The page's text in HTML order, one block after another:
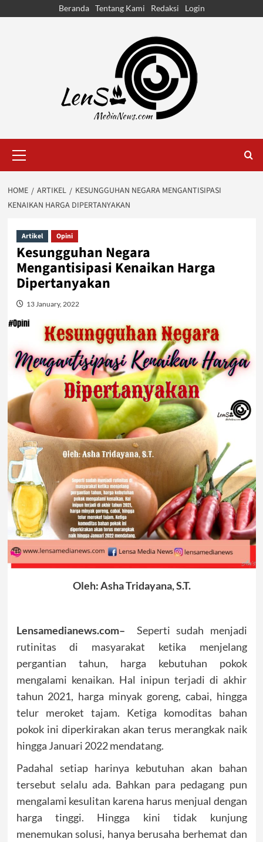
Beranda Tentang Kami Redaksi Login
Menu
HOME ARTIKEL
KESUNGGUHAN NEGARA MENGANTISIPASI
KENAIKAN HARGA DIPERTANYAKAN
Artikel Opini
Kesungguhan Negara
Mengantisipasi Kenaikan Harga
Dipertanyakan
13 January, 2022
Oleh: Asha Tridayana, S.T.
Lensamedianews.com– Seperti sudah menjadi
rutinitas di masyarakat ketika menjelang
pergantian tahun, harga kebutuhan pokok
mengalami kenaikan. Hal inipun terjadi di akhir
tahun 2021, harga minyak goreng, cabai, hingga
telur meroket tajam. Ketiga komoditas bahan
pokok ini diperkirakan akan terus merangkak naik
hingga Januari 2022 mendatang.
Padahal setiap harinya kebutuhan akan bahan
tersebut selalu ada. Bahkan para pedagang pun
mengalami kesulitan karena harus menjual dengan
harga tinggi. Hingga kini tidak kunjung
menemukan solusi, hanya berusaha berhemat dan